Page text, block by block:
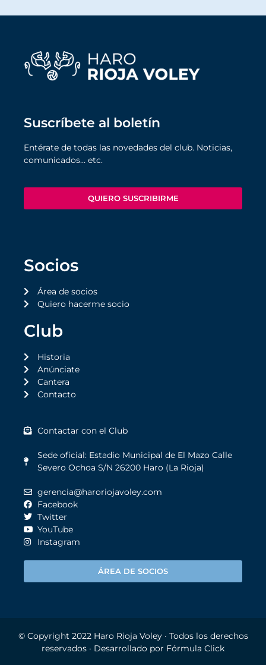
Suscríbete al boletín
Entérate de todas las novedades del club. Noticias,
comunicados… etc.
QUIERO SUSCRIBIRME
Socios
Área de socios
Quiero hacerme socio
Club
Historia
Anúnciate
Cantera
Contacto
Contactar con el Club
Sede oficial: Estadio Municipal de El Mazo Calle
Severo Ochoa S/N 26200 Haro (La Rioja)
gerencia@haroriojavoley.com
Facebook
Twitter
YouTube
Instagram
ÁREA DE SOCIOS
© Copyright 2022 Haro Rioja Voley· Todos los derechos
reservados · Desarrollado por Fórmula Click